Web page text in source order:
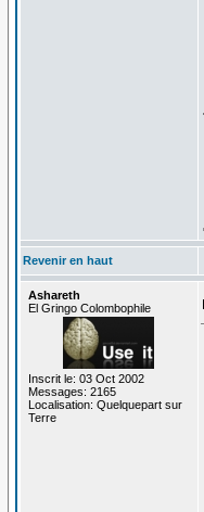
Revenir en haut
Ashareth
El Gringo Colombophile
Inscrit le: 03 Oct 2002
Messages: 2165
Localisation: Quelquepart sur
Terre